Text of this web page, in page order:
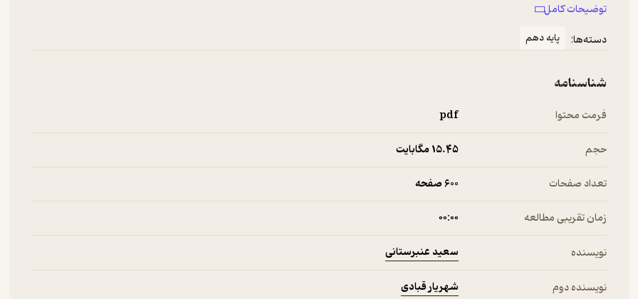
آزمون‌های ویژه فصلی (هر فصل، یک آزمون) برای جمع‌بندی فصل‌ها و سنجش یادگیری همه گروه‌ها با پاسخ تشریحی
توضیحات کامل
دسته‌ها:
پایه دهم
شناسنامه
فرمت محتوا pdf
حجم 15.۴۵ مگابایت
تعداد صفحات 600 صفحه
زمان تقریبی مطالعه ۰۰:۰۰
نویسنده سعید عنبرستانی
نویسنده دوم شهریار قبادی